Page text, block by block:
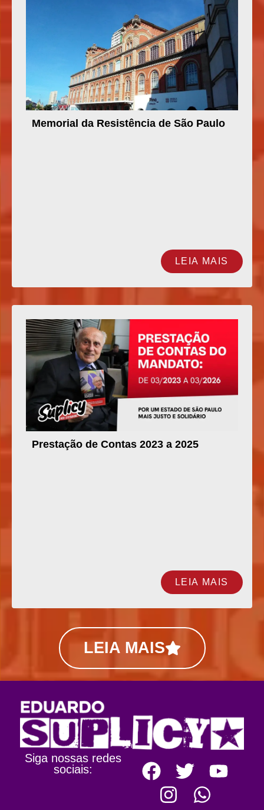
LEIA MAIS
Memorial da Resistência de São Paulo
LEIA MAIS
Prestação de Contas 2023 a 2025
LEIA MAIS
Siga nossas redes
sociais: